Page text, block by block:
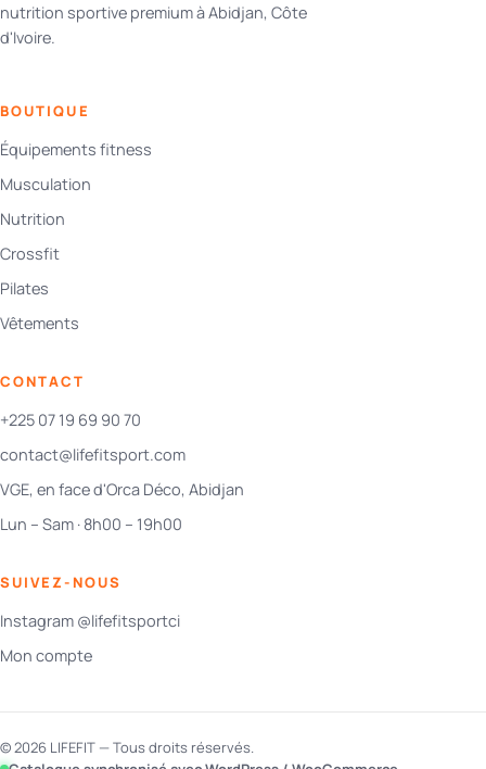
nutrition sportive premium à Abidjan, Côte
d'Ivoire.
BOUTIQUE
Équipements fitness
Musculation
Nutrition
Crossfit
Pilates
Vêtements
CONTACT
+225 07 19 69 90 70
contact@lifefitsport.com
VGE, en face d'Orca Déco, Abidjan
Lun – Sam · 8h00 – 19h00
SUIVEZ-NOUS
Instagram @lifefitsportci
Mon compte
© 2026 LIFEFIT — Tous droits réservés.